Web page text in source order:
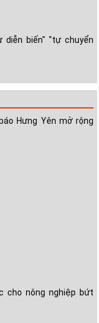
biến" "tự chuyển
Hưng Yên mở rộng
cho nông nghiệp bứt